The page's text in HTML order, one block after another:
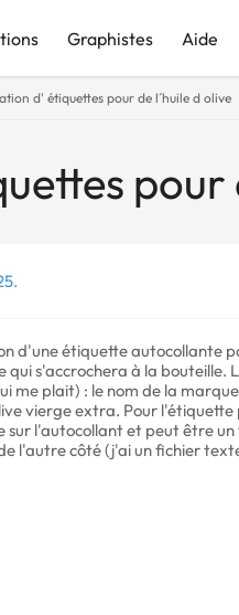
Graphistes Aide
d' étiquettes pour de l´huile d olive
pour
d'une étiquette autocollante
s'accrochera à la bouteille.
me plait) : le nom de la
vierge extra. Pour
sur l'autocollant et peut être
l'autre côté (j'ai un fichier